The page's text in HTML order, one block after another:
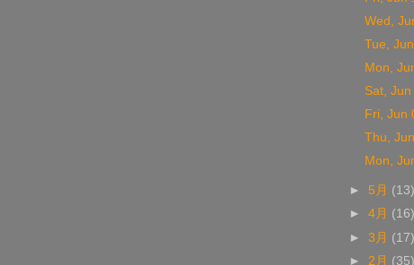
Wed,
Tue,
Mon,
Sat, Jun
Fri, Jun
Thu,
Mon,
► 5月 (13)
►4月 (16)
►3月 (17)
► 2月 (35)